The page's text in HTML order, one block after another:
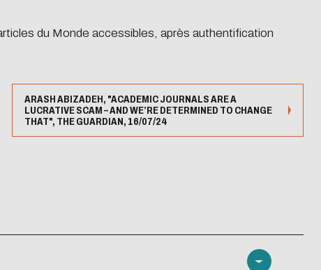
du Monde accessibles, après authentification
ARASH ABIZADEH, "ACADEMIC JOURNALS ARE A
LUCRATIVE SCAM – AND WE’RE DETERMINED TO CHANGE
THAT", THE GUARDIAN, 16/07/24